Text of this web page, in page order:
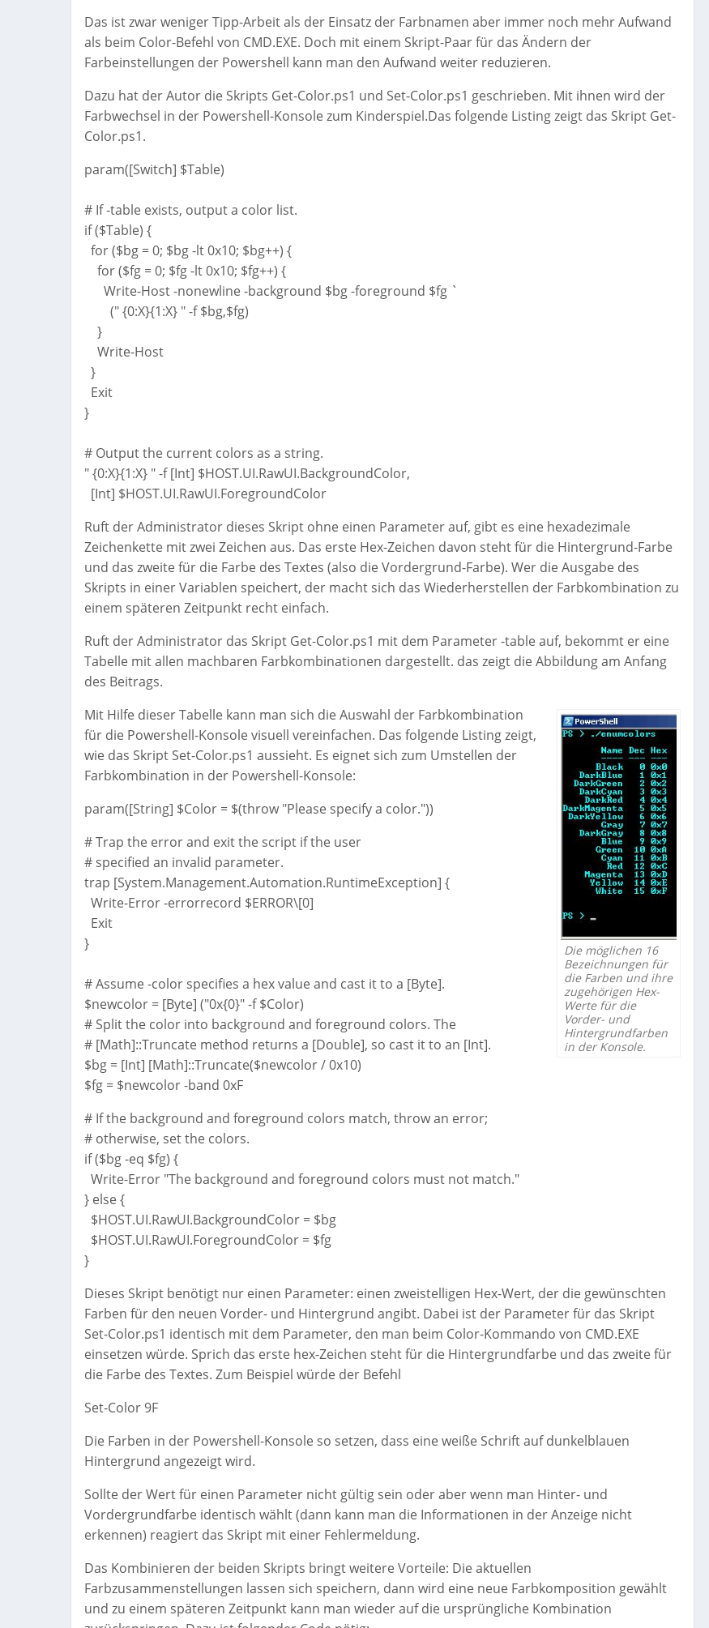
Das ist zwar weniger Tipp-Arbeit als der Einsatz der Farbnamen aber immer noch mehr Aufwand
als beim Color-Befehl von CMD.EXE. Doch mit einem Skript-Paar für das Ändern der
Farbeinstellungen der Powershell kann man den Aufwand weiter reduzieren.
Dazu hat der Autor die Skripts Get-Color.ps1 und Set-Color.ps1 geschrieben. Mit ihnen wird der
Farbwechsel in der Powershell-Konsole zum Kinderspiel.Das folgende Listing zeigt das Skript Get-
Color.ps1.
param([Switch] $Table)
# If -table exists, output a color list.
if ($Table) {
for ($bg = 0; $bg -lt 0x10; $bg++) {
for ($fg = 0; $fg -lt 0x10; $fg++) {
Write-Host -nonewline -background $bg -foreground $fg `
(" {0:X}{1:X} " -f $bg,$fg)
}
Write-Host
}
Exit
}
# Output the current colors as a string.
" {0:X}{1:X} " -f [Int] $HOST.UI.RawUI.BackgroundColor,
[Int] $HOST.UI.RawUI.ForegroundColor
Ruft der Administrator dieses Skript ohne einen Parameter auf, gibt es eine hexadezimale
Zeichenkette mit zwei Zeichen aus. Das erste Hex-Zeichen davon steht für die Hintergrund-Farbe
und das zweite für die Farbe des Textes (also die Vordergrund-Farbe). Wer die Ausgabe des
Skripts in einer Variablen speichert, der macht sich das Wiederherstellen der Farbkombination zu
einem späteren Zeitpunkt recht einfach.
Ruft der Administrator das Skript Get-Color.ps1 mit dem Parameter -table auf, bekommt er eine
Tabelle mit allen machbaren Farbkombinationen dargestellt. das zeigt die Abbildung am Anfang
des Beitrags.
Die möglichen 16
Bezeichnungen für
die Farben und ihre
zugehörigen Hex-
Werte für die
Vorder- und
Hintergrundfarben
in der Konsole.
Mit Hilfe dieser Tabelle kann man sich die Auswahl der Farbkombination
für die Powershell-Konsole visuell vereinfachen. Das folgende Listing zeigt,
wie das Skript Set-Color.ps1 aussieht. Es eignet sich zum Umstellen der
Farbkombination in der Powershell-Konsole:
param([String] $Color = $(throw "Please specify a color."))
# Trap the error and exit the script if the user
# specified an invalid parameter.
trap [System.Management.Automation.RuntimeException] {
Write-Error -errorrecord $ERROR\[0]
Exit
}
# Assume -color specifies a hex value and cast it to a [Byte].
$newcolor = [Byte] ("0x{0}" -f $Color)
# Split the color into background and foreground colors. The
# [Math]::Truncate method returns a [Double], so cast it to an [Int].
$bg = [Int] [Math]::Truncate($newcolor / 0x10)
$fg = $newcolor -band 0xF
# If the background and foreground colors match, throw an error;
# otherwise, set the colors.
if ($bg -eq $fg) {
Write-Error "The background and foreground colors must not match."
} else {
$HOST.UI.RawUI.BackgroundColor = $bg
$HOST.UI.RawUI.ForegroundColor = $fg
}
Dieses Skript benötigt nur einen Parameter: einen zweistelligen Hex-Wert, der die gewünschten
Farben für den neuen Vorder- und Hintergrund angibt. Dabei ist der Parameter für das Skript
Set-Color.ps1 identisch mit dem Parameter, den man beim Color-Kommando von CMD.EXE
einsetzen würde. Sprich das erste hex-Zeichen steht für die Hintergrundfarbe und das zweite für
die Farbe des Textes. Zum Beispiel würde der Befehl
Set-Color 9F
Die Farben in der Powershell-Konsole so setzen, dass eine weiße Schrift auf dunkelblauen
Hintergrund angezeigt wird.
Sollte der Wert für einen Parameter nicht gültig sein oder aber wenn man Hinter- und
Vordergrundfarbe identisch wählt (dann kann man die Informationen in der Anzeige nicht
erkennen) reagiert das Skript mit einer Fehlermeldung.
Das Kombinieren der beiden Skripts bringt weitere Vorteile: Die aktuellen
Farbzusammenstellungen lassen sich speichern, dann wird eine neue Farbkomposition gewählt
und zu einem späteren Zeitpunkt kann man wieder auf die ursprüngliche Kombination